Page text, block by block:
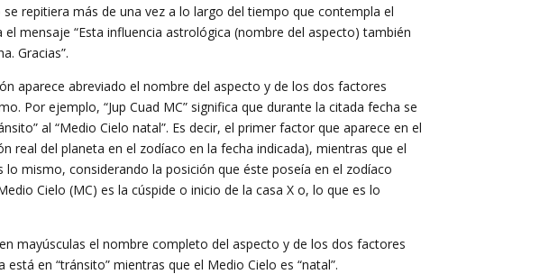
repitiera más de una vez a lo largo del tiempo que contempla el
mensaje “Esta influencia astrológica (nombre del aspecto) también
Gracias”.
aparece abreviado el nombre del aspecto y de los dos factores
Por ejemplo, “Jup Cuad MC” significa que durante la citada fecha se
al “Medio Cielo natal”. Es decir, el primer factor que aparece en el
real del planeta en el zodíaco en la fecha indicada), mientras que el
lo mismo, considerando la posición que éste poseía en el zodíaco
Cielo (MC) es la cúspide o inicio de la casa X o, lo que es lo
mayúsculas el nombre completo del aspecto y de los dos factores
en “tránsito” mientras que el Medio Cielo es “natal”.